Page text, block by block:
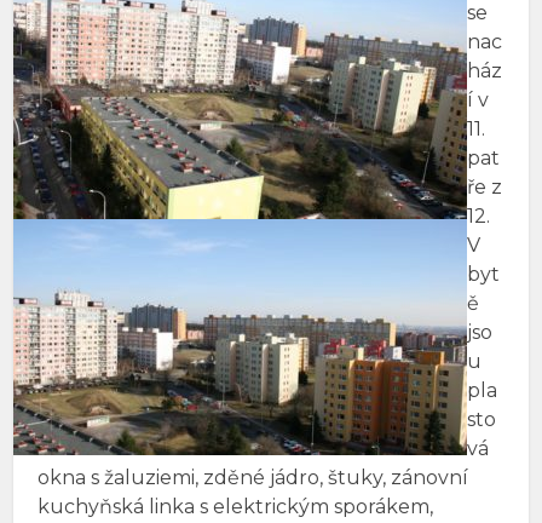
se
nac
ház
í v
11.
pat
ře z
12.
V
byt
ě
jso
u
pla
sto
vá
okna s žaluziemi, zděné jádro, štuky, zánovní
kuchyňská linka s elektrickým sporákem,